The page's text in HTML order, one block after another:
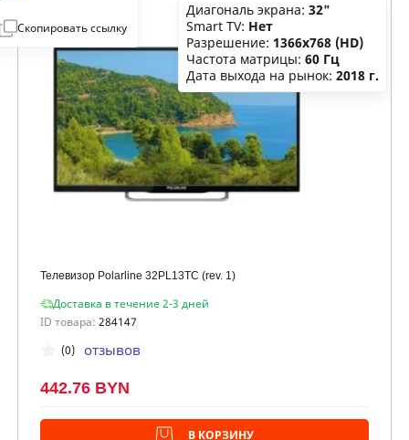
Скопировать ссылку
Телевизор Polarline 32PL13TC (rev. 1)
Доставка в течение 2-3 дней
ID товара: 284147
Диагональ экрана: 32"
Smart TV: Нет
Разрешение: 1366x768 (HD)
Частота матрицы: 60 Гц
Дата выхода на рынок: 2018 г.
(0) отзывов
442.76 BYN
В КОРЗИНУ